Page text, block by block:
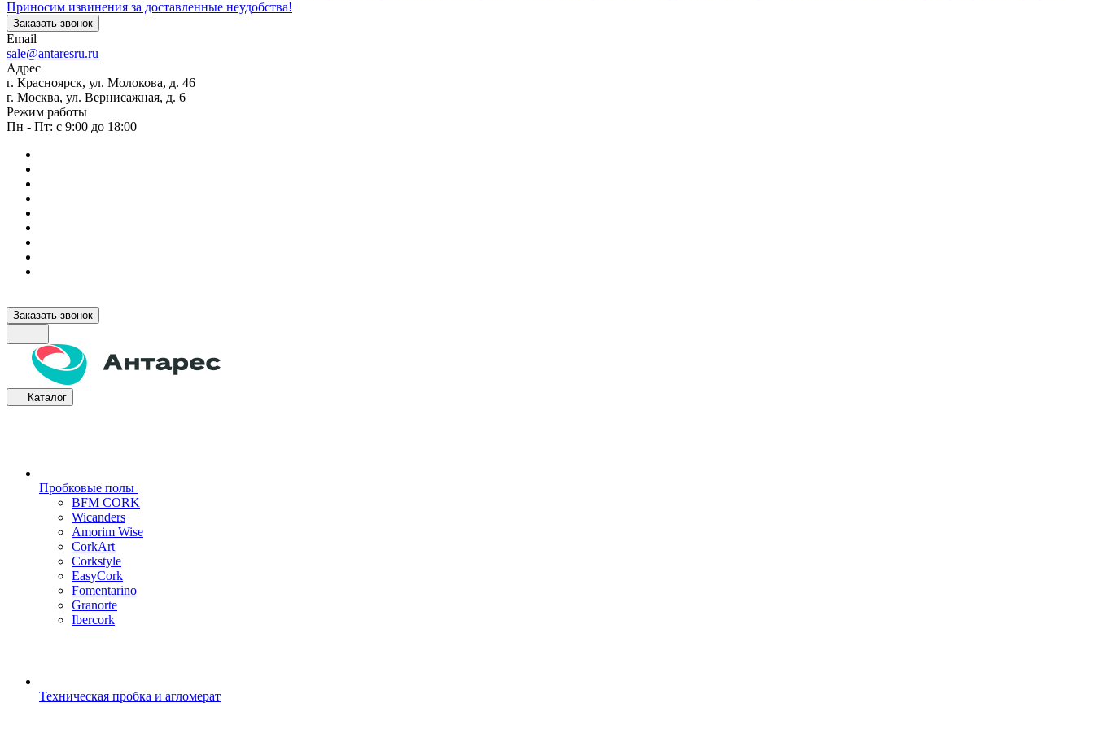
Приносим извинения за доставленные неудобства!
Заказать звонок
Email
sale@antaresru.ru
Адрес
г. Красноярск, ул. Молокова, д. 46
г. Москва, ул. Вернисажная, д. 6
Режим работы
Пн - Пт: с 9:00 до 18:00
Заказать звонок
Каталог
Пробковые полы
BFM CORK
Wicanders
Amorim Wise
CorkArt
Corkstyle
EasyCork
Fomentarino
Granorte
Ibercork
Техническая пробка и агломерат